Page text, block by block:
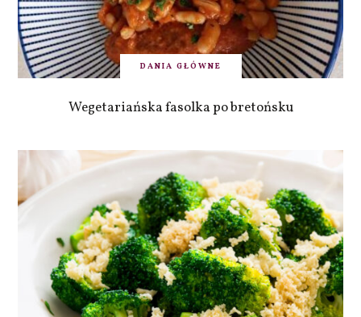
DANIA GŁÓWNE
Wegetariańska fasolka po bretońsku